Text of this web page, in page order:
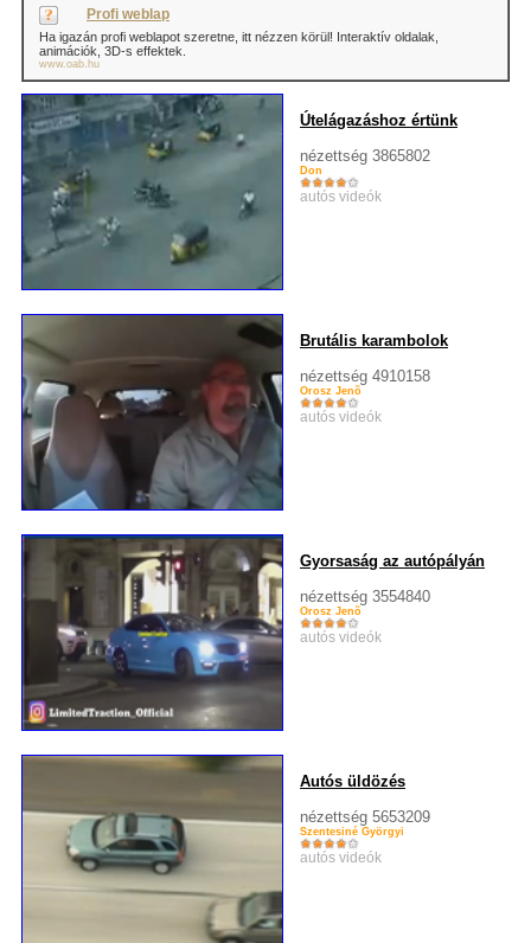
Profi weblap
Ha igazán profi weblapot szeretne, itt nézzen körül! Interaktív oldalak,
animációk, 3D-s effektek.
www.oab.hu
Útelágazáshoz értünk
nézettség 3865802
Don
autós videók
Brutális karambolok
nézettség 4910158
Orosz Jenõ
autós videók
Gyorsaság az autópályán
nézettség 3554840
Orosz Jenõ
autós videók
Autós üldözés
nézettség 5653209
Szentesiné Györgyi
autós videók